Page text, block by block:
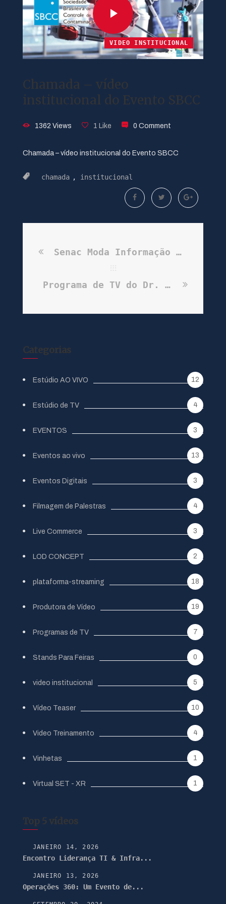
VIDEO INSTITUCIONAL
Chamada – vídeo
institucional do Evento SBCC
1362 Views 1 Like 0 Comment
Chamada – vídeo institucional do Evento SBCC
chamada , institucional
Senac Moda Informação – Depoimento gravado para o Senac Moda Informação – Inverno 2013
Programa de TV do Dr. Jamal
Categorias
Estúdio AO VIVO 12
Estúdio de TV 4
EVENTOS 3
Eventos ao vivo 13
Eventos Digitais 3
Filmagem de Palestras 4
Live Commerce 3
LOD CONCEPT 2
plataforma-streaming 18
Produtora de Vídeo 19
Programas de TV 7
Stands Para Feiras 0
video institucional 5
Vídeo Teaser 10
Video Treinamento 4
Vinhetas 1
Virtual SET - XR 1
Top 5 vídeos
JANEIRO 14, 2026
Encontro Liderança TI & Infra...
JANEIRO 13, 2026
Operações 360: Um Evento de...